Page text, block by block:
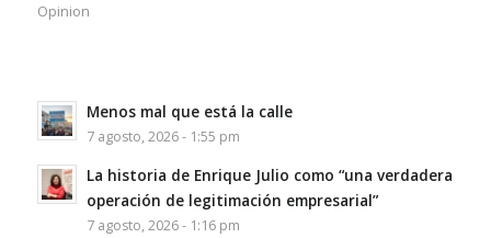
Opinion
Menos mal que está la calle
7 agosto, 2026 - 1:55 pm
La historia de Enrique Julio como “una verdadera
operación de legitimación empresarial”
7 agosto, 2026 - 1:16 pm